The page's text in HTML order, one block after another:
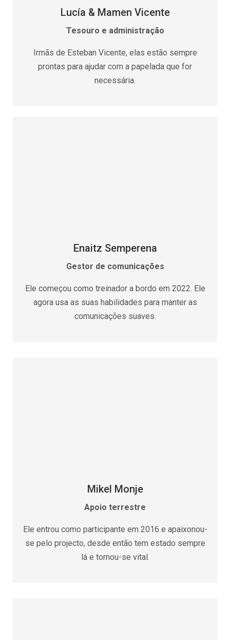
Lucía & Mamen Vicente
Tesouro e administração
Irmãs de Esteban Vicente, elas estão sempre
prontas para ajudar com a papelada que for
necessária.
Enaitz Semperena
Gestor de comunicações
Ele começou como treinador a bordo em 2022. Ele
agora usa as suas habilidades para manter as
comunicações suaves.
Mikel Monje
Apoio terrestre
Ele entrou como participante em 2016 e apaixonou-
se pelo projecto, desde então tem estado sempre
lá e tornou-se vital.